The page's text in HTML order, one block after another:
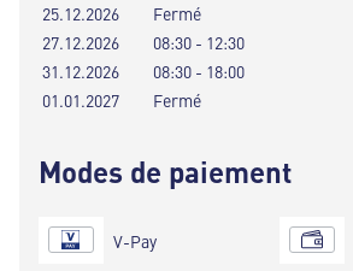
25.12.2026
Fermé
27.12.2026
08:30 - 12:30
31.12.2026
08:30 - 18:00
01.01.2027
Fermé
Modes de paiement
V-Pay